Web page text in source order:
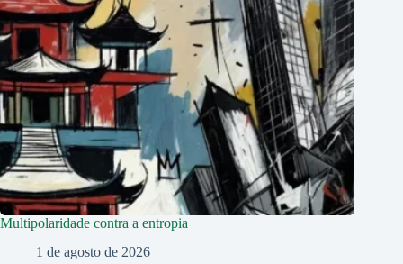
Multipolaridade contra a entropia
1 de agosto de 2026